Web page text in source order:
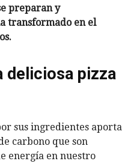
preparan y
transformado en el
deliciosa pizza
sus ingredientes aporta
carbono que son
energía en nuestro